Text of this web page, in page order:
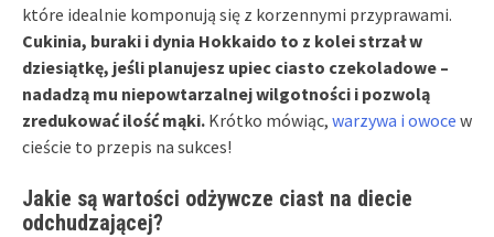
które idealnie komponują się z korzennymi przyprawami.
Cukinia, buraki i dynia Hokkaido to z kolei strzał w
dziesiątkę, jeśli planujesz upiec ciasto czekoladowe –
nadadzą mu niepowtarzalnej wilgotności i pozwolą
zredukować ilość mąki. Krótko mówiąc, warzywa i owoce w
cieście to przepis na sukces!
Jakie są wartości odżywcze ciast na diecie
odchudzającej?